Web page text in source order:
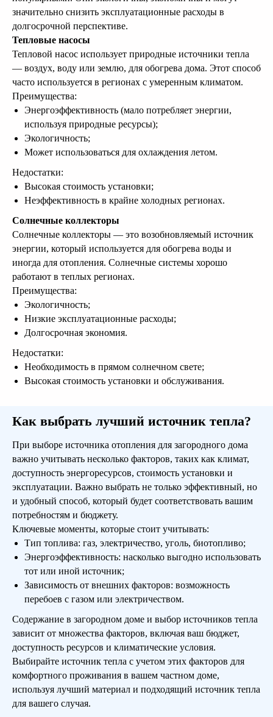
значительно снизить эксплуатационные расходы в
долгосрочной перспективе.
Тепловые насосы
Тепловой насос использует природные источники тепла
— воздух, воду или землю, для обогрева дома. Этот способ
часто используется в регионах с умеренным климатом.
Преимущества:
Энергоэффективность (мало потребляет энергии,
используя природные ресурсы);
Экологичность;
Может использоваться для охлаждения летом.
Недостатки:
Высокая стоимость установки;
Неэффективность в крайне холодных регионах.
Солнечные коллекторы
Солнечные коллекторы — это возобновляемый источник
энергии, который используется для обогрева воды и
иногда для отопления. Солнечные системы хорошо
работают в теплых регионах.
Преимущества:
Экологичность;
Низкие эксплуатационные расходы;
Долгосрочная экономия.
Недостатки:
Необходимость в прямом солнечном свете;
Высокая стоимость установки и обслуживания.
Как выбрать лучший источник тепла?
При выборе источника отопления для загородного дома
важно учитывать несколько факторов, таких как климат,
доступность энергоресурсов, стоимость установки и
эксплуатации. Важно выбрать не только эффективный, но
и удобный способ, который будет соответствовать вашим
потребностям и бюджету.
Ключевые моменты, которые стоит учитывать:
Тип топлива: газ, электричество, уголь, биотопливо;
Энергоэффективность: насколько выгодно использовать
тот или иной источник;
Зависимость от внешних факторов: возможность
перебоев с газом или электричеством.
Содержание в загородном доме и выбор источников тепла
зависит от множества факторов, включая ваш бюджет,
доступность ресурсов и климатические условия.
Выбирайте источник тепла с учетом этих факторов для
комфортного проживания в вашем частном доме,
используя лучший материал и подходящий источник тепла
для вашего случая.
Подробнее
Спроектируем дом
Вашей мечты!
Купить проект дома
Готовые проекты от
25 000 рублей
Мы предлагаем готовую проектную
документацию, архитектурный и
конструктивный
разделы. Вы экономите деньги и время.
Поможем
дом подходит Вам!
Оставьте заявку и в ближайшее время с
Вами свяжутся и подберут Вам проекты
подходящих домов